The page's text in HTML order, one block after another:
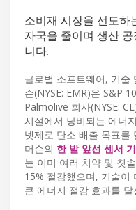
소비재 시장을 선도하
자국을 줄이며 생산
니다.
글로벌 소프트웨어, 기술
슨(NYSE: EMR)은 S&P
Palmolive 회사(NYSE:
시설에서 낭비되는 에너
넷제로 탄소 배출 목표를
머슨의 한 발 앞선 센서
는 이미 여러 치약 및 칫
15% 절감했으며, 기술이
큰 에너지 절감 효과를